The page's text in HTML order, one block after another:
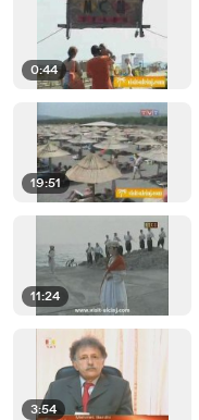
0:44
19:51
11:24
3:54